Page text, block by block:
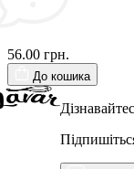
56.00 грн.
До кошика